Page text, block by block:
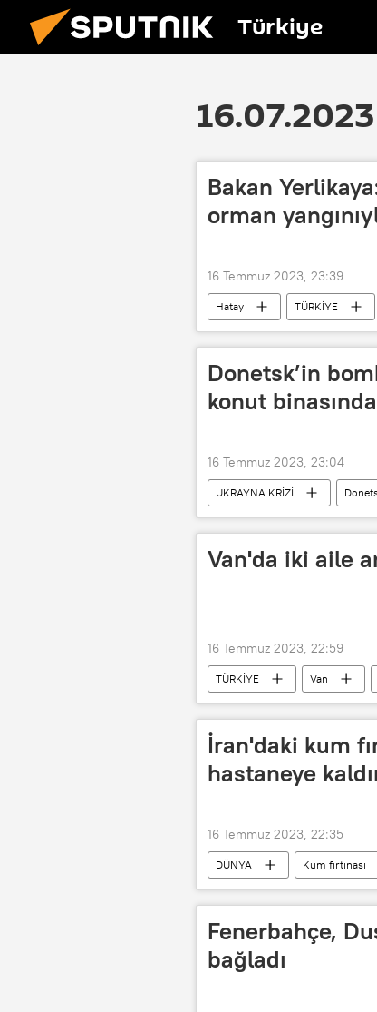
Türkiye
Bakan
orman
16 Temmuz 2023, 23:39
Hatay TÜRKİYE
Mersin
İbrahim
Donetsk’in
konut
16 Temmuz 2023, 23:04
UKRAYNA KRİZİ
Van'da iki aile
16 Temmuz 2023, 22:59
TÜRKİYE Van
İran'daki kum
hastaneye
16 Temmuz 2023, 22:35
DÜNYA Kum fırtınası
Fenerbahçe,
bağladı